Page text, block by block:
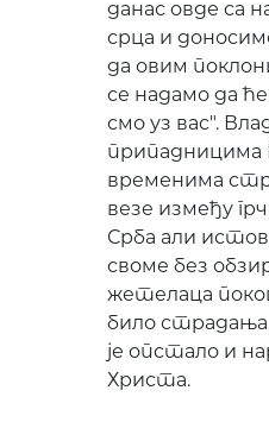
данас овде са
срца и
да овим
се надамо да
смо уз вас".
припадницима
временима
везе између
Срба али
своме без
жетелаца
било
је опстало и
Христа.